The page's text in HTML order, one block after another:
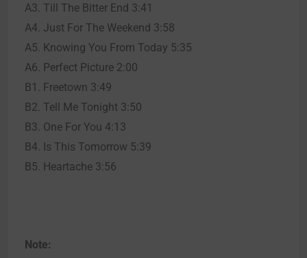
A3. Till The Bitter End 3:41
A4. Just For The Weekend 3:58
A5. Knowing You From Today 5:35
A6. Perfect Picture 2:00
B1. Freetown 3:49
B2. Tell Me Tonight 3:50
B3. One For You 4:13
B4. Is This Tomorrow 5:39
B5. Heartache 3:56
Note: